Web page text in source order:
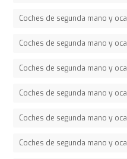
Coches de segunda mano y
Coches de segunda mano y
Coches de segunda mano y
Coches de segunda mano y
Coches de segunda mano y
Coches de segunda mano y